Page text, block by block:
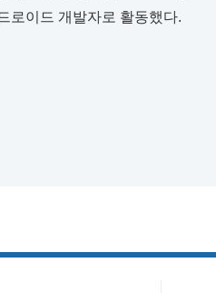
로이드 개발자로 활동했다.